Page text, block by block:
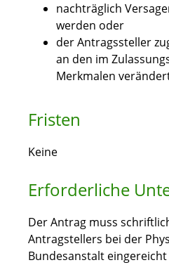
nachträglich
werden oder
der Antragssteller
an den im
Merkmalen
Fristen
Keine
Erforderliche
Der Antrag muss
Antragstellers bei der
Bundesanstalt